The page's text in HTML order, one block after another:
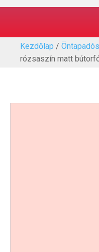
Kezdőlap /
rózsaszín matt